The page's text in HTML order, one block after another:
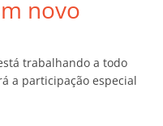
novo
trabalhando a todo
a participação especial